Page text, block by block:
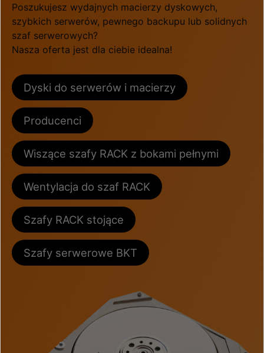
Poszukujesz wydajnych macierzy dyskowych,
szybkich serwerów, pewnego backupu lub solidnych
szaf serwerowych?
Nasza oferta jest dla ciebie idealna!
Dyski do serwerów i macierzy
Producenci
Wiszące szafy RACK z bokami pełnymi
Wentylacja do szaf RACK
Szafy RACK stojące
Szafy serwerowe BKT